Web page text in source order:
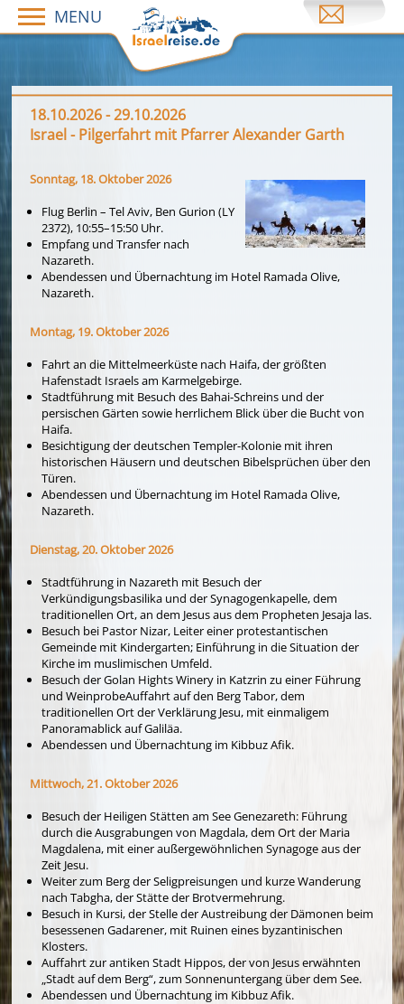
MENU
18.10.2026 - 29.10.2026
Israel - Pilgerfahrt mit Pfarrer Alexander Garth
Sonntag, 18. Oktober 2026
Flug Berlin – Tel Aviv, Ben Gurion (LY
2372), 10:55–15:50 Uhr.
Empfang und Transfer nach
Nazareth.
Abendessen und Übernachtung im Hotel Ramada Olive,
Nazareth.
Montag, 19. Oktober 2026
Fahrt an die Mittelmeerküste nach Haifa, der größten
Hafenstadt Israels am Karmelgebirge.
Stadtführung mit Besuch des Bahai-Schreins und der
persischen Gärten sowie herrlichem Blick über die Bucht von
Haifa.
Besichtigung der deutschen Templer-Kolonie mit ihren
historischen Häusern und deutschen Bibelsprüchen über den
Türen.
Abendessen und Übernachtung im Hotel Ramada Olive,
Nazareth.
Dienstag, 20. Oktober 2026
Stadtführung in Nazareth mit Besuch der
Verkündigungsbasilika und der Synagogenkapelle, dem
traditionellen Ort, an dem Jesus aus dem Propheten Jesaja las.
Besuch bei Pastor Nizar, Leiter einer protestantischen
Gemeinde mit Kindergarten; Einführung in die Situation der
Kirche im muslimischen Umfeld.
Besuch der Golan Hights Winery in Katzrin zu einer Führung
und WeinprobeAuffahrt auf den Berg Tabor, dem
traditionellen Ort der Verklärung Jesu, mit einmaligem
Panoramablick auf Galiläa.
Abendessen und Übernachtung im Kibbuz Afik.
Mittwoch, 21. Oktober 2026
Besuch der Heiligen Stätten am See Genezareth: Führung
durch die Ausgrabungen von Magdala, dem Ort der Maria
Magdalena, mit einer außergewöhnlichen Synagoge aus der
Zeit Jesu.
Weiter zum Berg der Seligpreisungen und kurze Wanderung
nach Tabgha, der Stätte der Brotvermehrung.
Besuch in Kursi, der Stelle der Austreibung der Dämonen beim
besessenen Gadarener, mit Ruinen eines byzantinischen
Klosters.
Auffahrt zur antiken Stadt Hippos, der von Jesus erwähnten
„Stadt auf dem Berg“, zum Sonnenuntergang über dem See.
Abendessen und Übernachtung im Kibbuz Afik.